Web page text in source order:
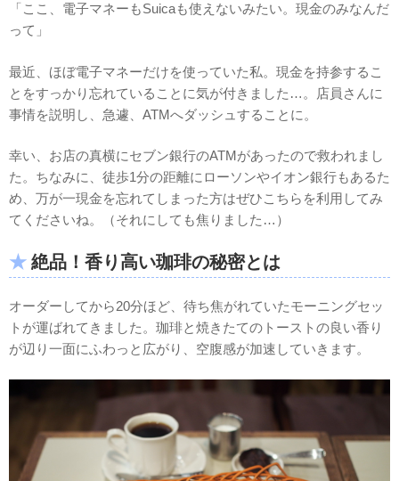
「ここ、電子マネーもSuicaも使えないみたい。現金のみなんだ
って」
最近、ほぼ電子マネーだけを使っていた私。現金を持参するこ
とをすっかり忘れていることに気が付きました…。店員さんに
事情を説明し、急遽、ATMへダッシュすることに。
幸い、お店の真横にセブン銀行のATMがあったので救われまし
た。ちなみに、徒歩1分の距離にローソンやイオン銀行もあるた
め、万が一現金を忘れてしまった方はぜひこちらを利用してみ
てくださいね。（それにしても焦りました…）
絶品！香り高い珈琲の秘密とは
オーダーしてから20分ほど、待ち焦がれていたモーニングセッ
トが運ばれてきました。珈琲と焼きたてのトーストの良い香り
が辺り一面にふわっと広がり、空腹感が加速していきます。